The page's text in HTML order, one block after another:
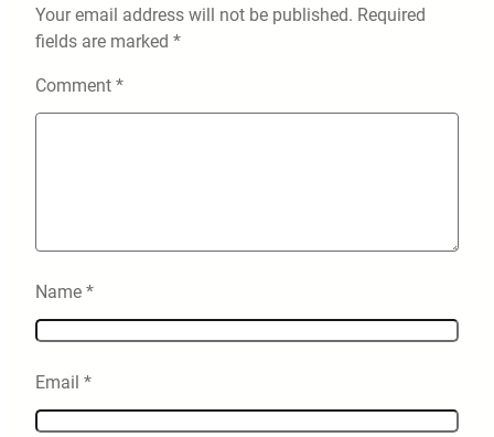
Your email address will not be published. Required
fields are marked *
Comment *
Name *
Email *